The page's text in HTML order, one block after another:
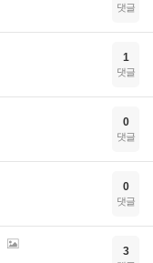
댓글
1
댓글
0
댓글
0
댓글
3